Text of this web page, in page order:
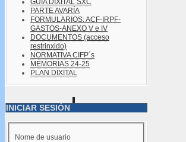
PARTE AVARÍA
FORMULARIOS: ACF-IRPF-
GASTOS-ANEXO V e IV
DOCUMENTOS (acceso
restrinxido)
NORMATIVA CIFP´s
MEMORIAS 24-25
PLAN DIXITAL
INICIAR SESIÓN
Nome de usuario